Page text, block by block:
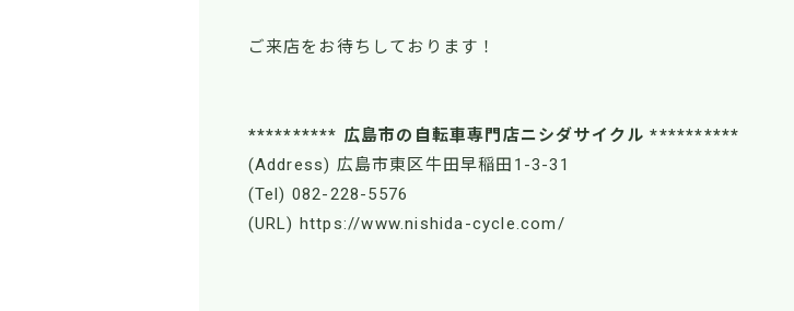
ご来店をお待ちしております！
********** 広島市の自転車専門店ニシダサイクル **********
(Address) 広島市東区牛田早稲田1-3-31
(Tel) 082-228-5576
(URL) https://www.nishida-cycle.com/